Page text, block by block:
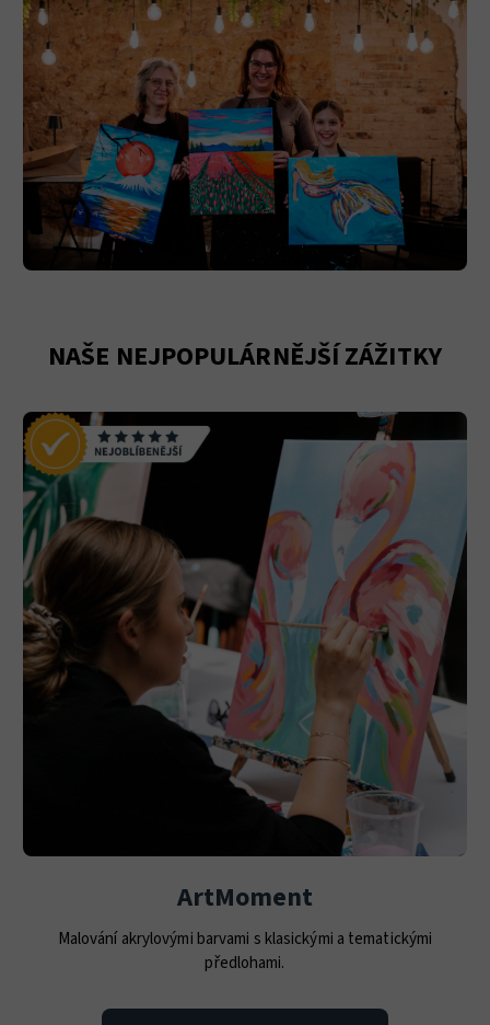
NAŠE NEJPOPULÁRNĚJŠÍ ZÁŽITKY
ArtMoment
Malování akrylovými barvami s klasickými a tematickými
předlohami.